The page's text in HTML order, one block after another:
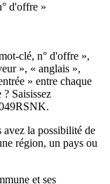
d'offre »
clé, n° d'offre »,
», « anglais »,
» entre chaque
Saisissez
la possibilité de
région, un pays ou
et ses